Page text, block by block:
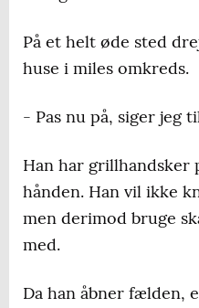
På et helt øde sted
huse i miles omkreds.
- Pas nu på, siger jeg
Han har grillhandsker
hånden. Han vil ikke
men derimod bruge
med.
Da han åbner fælden,